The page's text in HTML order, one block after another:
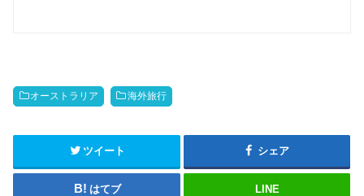
オーストラリア 海外旅行
ツイート シェア
はてブ LINE